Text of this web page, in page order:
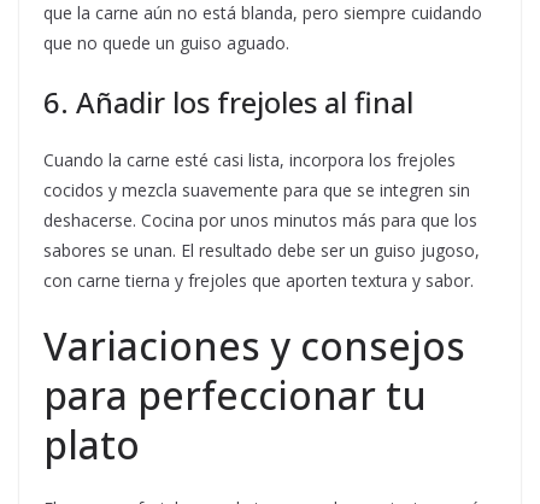
que la carne aún no está blanda, pero siempre cuidando
que no quede un guiso aguado.
6. Añadir los frejoles al final
Cuando la carne esté casi lista, incorpora los frejoles
cocidos y mezcla suavemente para que se integren sin
deshacerse. Cocina por unos minutos más para que los
sabores se unan. El resultado debe ser un guiso jugoso,
con carne tierna y frejoles que aporten textura y sabor.
Variaciones y consejos
para perfeccionar tu
plato